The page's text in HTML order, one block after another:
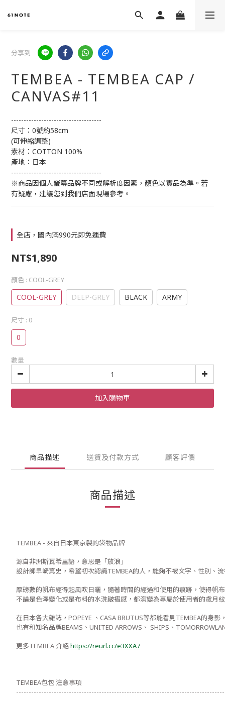
分享到
TEMBEA - TEMBEA CAP /
CANVAS#11
------------------------------------
尺寸：0號約58cm
(可伸縮調整)
素材：COTTON 100%
產地：日本
------------------------------------
※商品因個人螢幕品牌不同或解析度因素，顏色以實品為準。若
有疑慮，建議您到我們店面現場參考。
全店，國內滿990元即免運費
NT$1,890
顏色 : COOL-GREY
COOL-GREY DEEP-GREY BLACK ARMY
尺寸 : 0
0
數量
加入購物車
商品描述 送貨及付款方式 顧客評價
商品描述
TEMBEA - 來自日本東京製的袋物品牌
源自非洲斯瓦希里語，意思是「放浪」
設計師早崎篤史，希望初次認識TEMBEA的人，能夠不被文字、性別、
厚磅數的帆布經得起風吹日曬，隨著時間的經過和使用的痕跡，使得帆
不論是色澤變化或是布料的水洗皺褶感，都演變為專屬於使用者的歲月
在日本各大雜誌，POPEYE 、CASA BRUTUS等都能看見TEMBEA的身影
也有和知名品牌BEAMS、UNITED ARROWS、 SHIPS、
更多TEMBEA 介紹https://reurl.cc/e3XXA7
TEMBEA包包 注意事項